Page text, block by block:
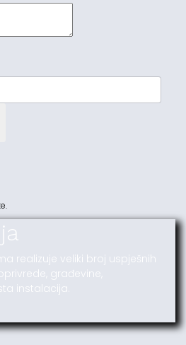
realizuje veliki broj uspješnih
građevine,
instalacija.